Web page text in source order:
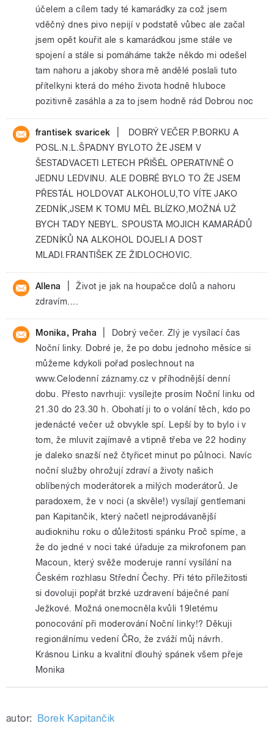
účelem a cílem tady té kamarádky za což jsem
vděčný dnes pivo nepijí v podstatě vůbec ale začal
jsem opět kouřit ale s kamarádkou jsme stále ve
spojení a stále si pomáháme takže někdo mi odešel
tam nahoru a jakoby shora mě andělé poslali tuto
přítelkyni která do mého života hodně hluboce
pozitivně zasáhla a za to jsem hodně rád Dobrou noc
frantisek svaricek
DOBRÝ VEČER P.BORKU A
POSL.N.L.ŠPADNY BYLOTO ŽE JSEM V
ŠESTADVACETI LETECH PŘIŠÉL OPERATIVNĚ O
JEDNU LEDVINU. ALE DOBRÉ BYLO TO ŽE JSEM
PŘESTÁL HOLDOVAT ALKOHOLU,TO VÍTE JAKO
ZEDNÍK,JSEM K TOMU MĚL BLÍZKO,MOŽNÁ UŽ
BYCH TADY NEBYL. SPOUSTA MOJICH KAMARÁDŮ
ZEDNÍKŮ NA ALKOHOL DOJELI A DOST
MLADI.FRANTIŠEK ZE ŽIDLOCHOVIC.
Allena
Život je jak na houpačce dolů a nahoru
zdravím....
Monika, Praha
Dobrý večer. Zlý je vysílací čas
Noční linky. Dobré je, že po dobu jednoho měsíce si
můžeme kdykoli pořad poslechnout na
www.Celodenní záznamy.cz v příhodnější denní
dobu. Přesto navrhuji: vysílejte prosím Noční linku od
21.30 do 23.30 h. Obohatí ji to o volání těch, kdo po
jedenácté večer už obvykle spí. Lepší by to bylo i v
tom, že mluvit zajímavě a vtipně třeba ve 22 hodiny
je daleko snazší než čtyřicet minut po půlnoci. Navíc
noční služby ohrožují zdraví a životy našich
oblíbených moderátorek a milých moderátorů. Je
paradoxem, že v noci (a skvěle!) vysílají gentlemani
pan Kapitančik, který načetl nejprodávanější
audioknihu roku o důležitosti spánku Proč spíme, a
že do jedné v noci také úřaduje za mikrofonem pan
Macoun, který svěže moderuje ranní vysílání na
Českém rozhlasu Střední Čechy. Při této příležitosti
si dovoluji popřát brzké uzdravení báječné paní
Ježkové. Možná onemocněla kvůli 19letému
ponocování při moderování Noční linky!? Děkuji
regionálnímu vedení ČRo, že zváží můj návrh.
Krásnou Linku a kvalitní dlouhý spánek všem přeje
Monika
autor: Borek Kapitančik